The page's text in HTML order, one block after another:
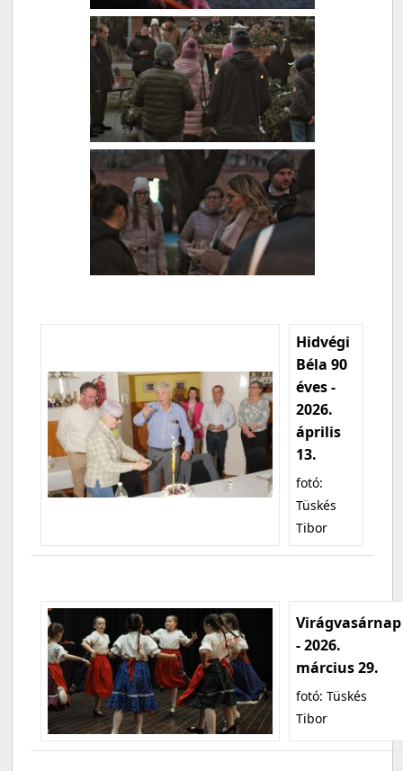
Hidvégi
Béla 90
éves -
2026.
április
13.
fotó:
Tüskés
Tibor
Virágvasárnap
- 2026.
március 29.
fotó: Tüskés
Tibor